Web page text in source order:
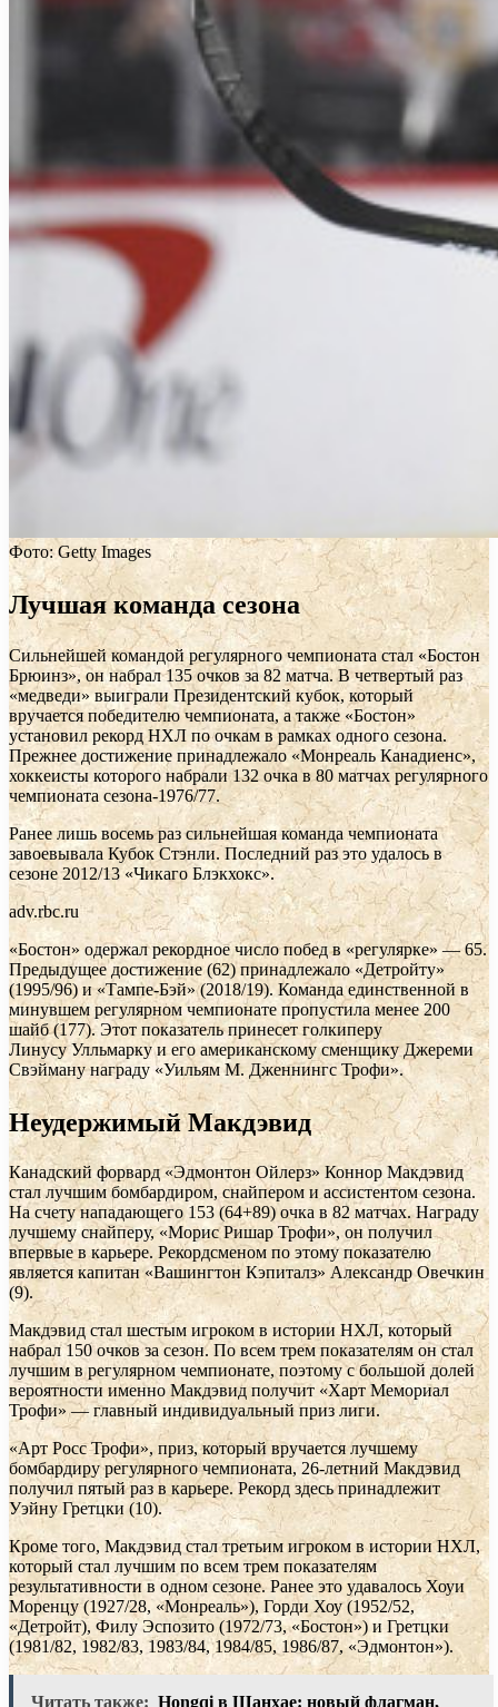
Фото: Getty Images
Лучшая команда сезона
Сильнейшей командой регулярного чемпионата стал «Бостон
Брюинз», он набрал 135 очков за 82 матча. В четвертый раз
«медведи» выиграли Президентский кубок, который
вручается победителю чемпионата, а также «Бостон»
установил рекорд НХЛ по очкам в рамках одного сезона.
Прежнее достижение принадлежало «Монреаль Канадиенс»,
хоккеисты которого набрали 132 очка в 80 матчах регулярного
чемпионата сезона-1976/77.
Ранее лишь восемь раз сильнейшая команда чемпионата
завоевывала Кубок Стэнли. Последний раз это удалось в
сезоне 2012/13 «Чикаго Блэкхокс».
adv.rbc.ru
«Бостон» одержал рекордное число побед в «регулярке» — 65.
Предыдущее достижение (62) принадлежало «Детройту»
(1995/96) и «Тампе-Бэй» (2018/19). Команда единственной в
минувшем регулярном чемпионате пропустила менее 200
шайб (177). Этот показатель принесет голкиперу
Линусу Улльмарку и его американскому сменщику Джереми
Свэйману награду «Уильям М. Дженнингс Трофи».
Неудержимый Макдэвид
Канадский форвард «Эдмонтон Ойлерз» Коннор Макдэвид
стал лучшим бомбардиром, снайпером и ассистентом сезона.
На счету нападающего 153 (64+89) очка в 82 матчах. Награду
лучшему снайперу, «Морис Ришар Трофи», он получил
впервые в карьере. Рекордсменом по этому показателю
является капитан «Вашингтон Кэпиталз» Александр Овечкин
(9).
Макдэвид стал шестым игроком в истории НХЛ, который
набрал 150 очков за сезон. По всем трем показателям он стал
лучшим в регулярном чемпионате, поэтому с большой долей
вероятности именно Макдэвид получит «Харт Мемориал
Трофи» — главный индивидуальный приз лиги.
«Арт Росс Трофи», приз, который вручается лучшему
бомбардиру регулярного чемпионата, 26-летний Макдэвид
получил пятый раз в карьере. Рекорд здесь принадлежит
Уэйну Гретцки (10).
Кроме того, Макдэвид стал третьим игроком в истории НХЛ,
который стал лучшим по всем трем показателям
результативности в одном сезоне. Ранее это удавалось Хоуи
Моренцу (1927/28, «Монреаль»), Горди Хоу (1952/52,
«Детройт), Филу Эспозито (1972/73, «Бостон») и Гретцки
(1981/82, 1982/83, 1983/84, 1984/85, 1986/87, «Эдмонтон»).
Читать также: Hongqi в Шанхае: новый флагман,